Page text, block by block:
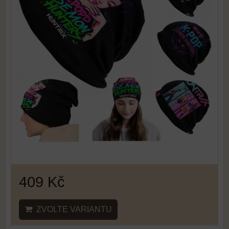
409 Kč
ZVOLTE VARIANTU